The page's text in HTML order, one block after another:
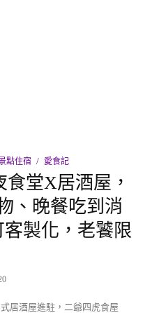
點住宿 愛食記
堂X居酒屋，
、晚餐吃到消
製化，老饕限
居酒屋進駐，二爺四虎食屋